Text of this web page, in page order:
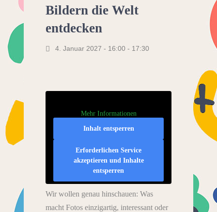
Bildern die Welt
entdecken
4. Januar 2027 - 16:00 - 17:30
Mehr Informationen
Inhalt entsperren
Erforderlichen Service
akzeptieren und Inhalte
entsperren
Wir wollen genau hinschauen: Was
macht Fotos einzigartig, interessant oder